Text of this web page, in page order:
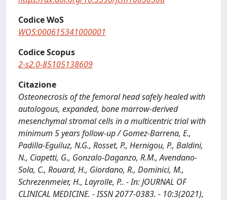
Codice WoS
WOS:000615341000001
Codice Scopus
2-s2.0-85105138609
Citazione
Osteonecrosis of the femoral head safely healed with
autologous, expanded, bone marrow-derived
mesenchymal stromal cells in a multicentric trial with
minimum 5 years follow-up / Gomez-Barrena, E.,
Padilla-Eguiluz, N.G., Rosset, P., Hernigou, P., Baldini,
N., Ciapetti, G., Gonzalo-Daganzo, R.M., Avendano-
Sola, C., Rouard, H., Giordano, R., Dominici, M.,
Schrezenmeier, H., Layrolle, P.. - In: JOURNAL OF
CLINICAL MEDICINE. - ISSN 2077-0383. - 10:3(2021),